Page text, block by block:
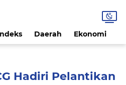
Daerah Ekonomi
Hadiri Pelantikan